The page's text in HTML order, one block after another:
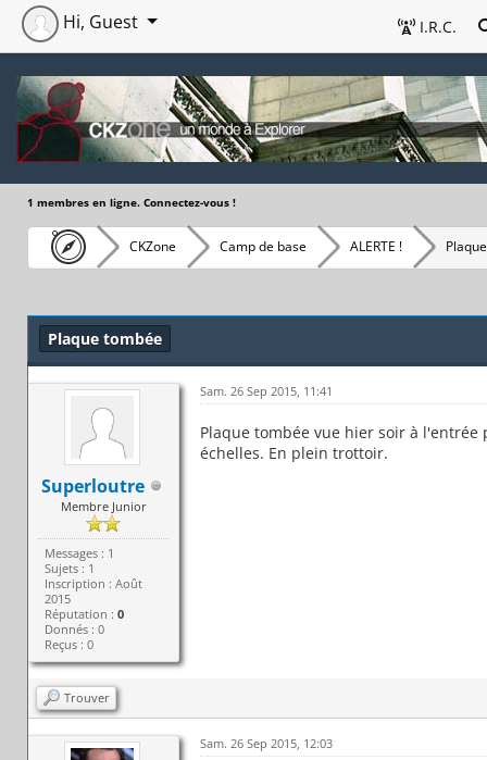
I.R.C.
Hi, Guest
1 membres en ligne. Connectez-vous !
CKZone Camp de base ALERTE !
Plaque tombée
Superloutre
Membre Junior
Messages : 1
Sujets : 1
Inscription : Août
2015
Réputation :0
Donnés : 0
Reçus : 0
Sam. 26 Sep 2015, 11:41
Plaque tombée vue hier soir à
échelles. En plein trottoir.
Trouver
Sam. 26 Sep 2015, 12:03